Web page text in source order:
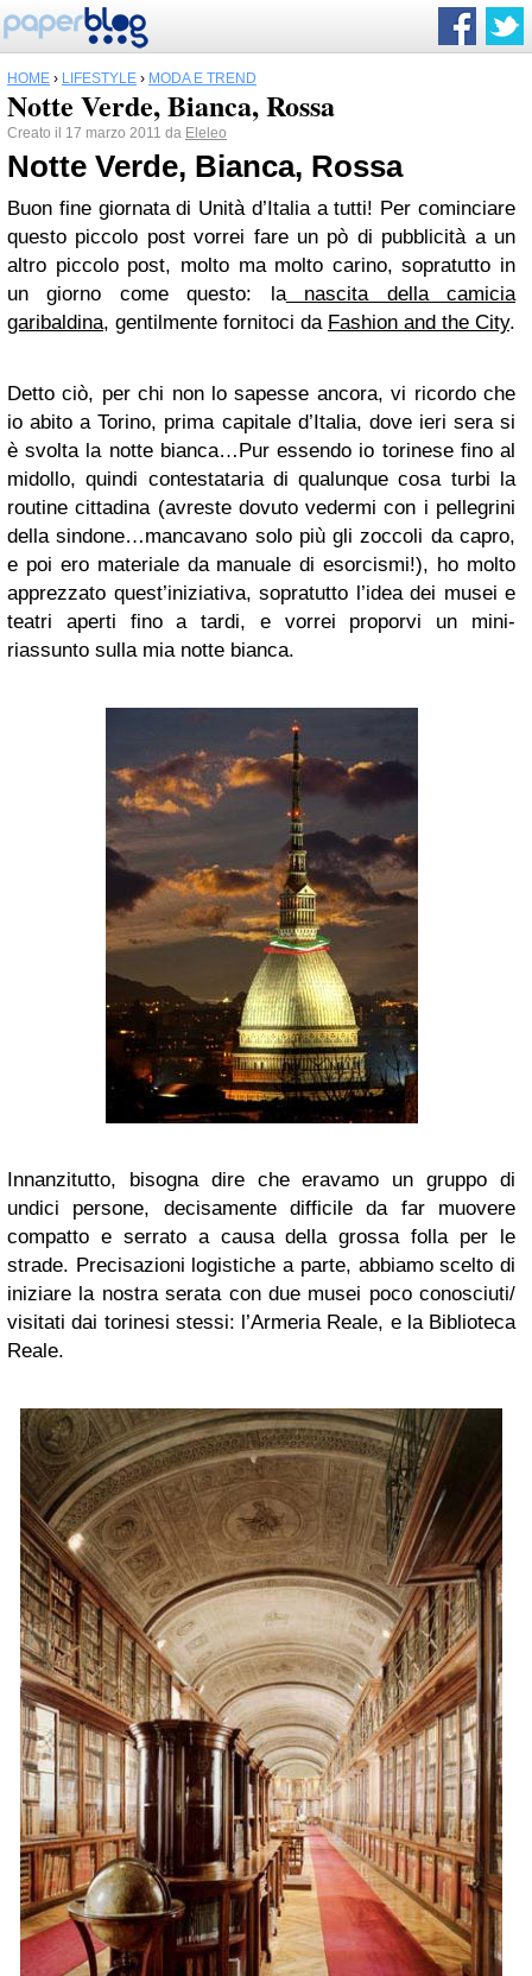
HOME › LIFESTYLE › MODA E TREND
Notte Verde, Bianca, Rossa
Creato il 17 marzo 2011 da Eleleo
Notte Verde, Bianca, Rossa
Buon fine giornata di Unità d’Italia a tutti! Per cominciare
questo piccolo post vorrei fare un pò di pubblicità a un
altro piccolo post, molto ma molto carino, sopratutto in
un giorno come questo: lanascita della camicia
garibaldina, gentilmente fornitoci da Fashion and the City.
Detto ciò, per chi non lo sapesse ancora, vi ricordo che
io abito a Torino, prima capitale d’Italia, dove ieri sera si
è svolta la notte bianca…Pur essendo io torinese fino al
midollo, quindi contestataria di qualunque cosa turbi la
routine cittadina (avreste dovuto vedermi con i pellegrini
della sindone…mancavano solo più gli zoccoli da capro,
e poi ero materiale da manuale di esorcismi!), ho molto
apprezzato quest’iniziativa, sopratutto l’idea dei musei e
teatri aperti fino a tardi, e vorrei proporvi un mini-
riassunto sulla mia notte bianca.
Innanzitutto, bisogna dire che eravamo un gruppo di
undici persone, decisamente difficile da far muovere
compatto e serrato a causa della grossa folla per le
strade. Precisazioni logistiche a parte, abbiamo scelto di
iniziare la nostra serata con due musei poco conosciuti/
visitati dai torinesi stessi: l’Armeria Reale, e la Biblioteca
Reale.